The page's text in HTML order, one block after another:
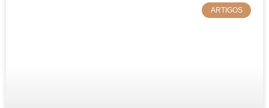
ARTIGOS